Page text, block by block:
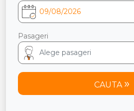
Pasageri
CAUTA